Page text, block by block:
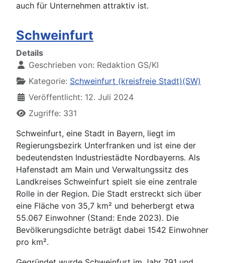
auch für Unternehmen attraktiv ist.
Schweinfurt
Details
Geschrieben von: Redaktion GS/KI
Kategorie: Schweinfurt (kreisfreie Stadt)(SW)
Veröffentlicht: 12. Juli 2024
Zugriffe: 331
Schweinfurt, eine Stadt in Bayern, liegt im
Regierungsbezirk Unterfranken und ist eine der
bedeutendsten Industriestädte Nordbayerns. Als
Hafenstadt am Main und Verwaltungssitz des
Landkreises Schweinfurt spielt sie eine zentrale
Rolle in der Region. Die Stadt erstreckt sich über
eine Fläche von 35,7 km² und beherbergt etwa
55.067 Einwohner (Stand: Ende 2023). Die
Bevölkerungsdichte beträgt dabei 1542 Einwohner
pro km².